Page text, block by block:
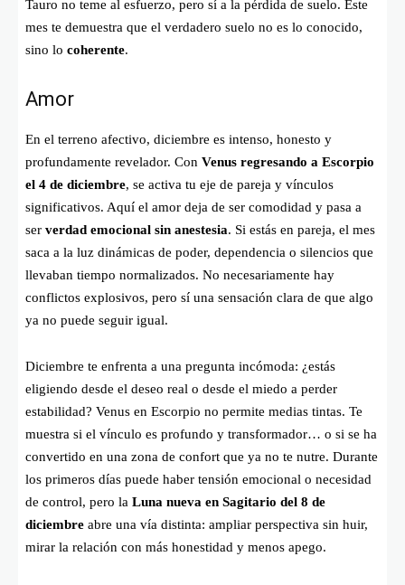
Tauro no teme al esfuerzo, pero sí a la pérdida de suelo. Este
mes te demuestra que el verdadero suelo no es lo conocido,
sino lo coherente.
Amor
En el terreno afectivo, diciembre es intenso, honesto y
profundamente revelador. Con Venus regresando a Escorpio
el 4 de diciembre, se activa tu eje de pareja y vínculos
significativos. Aquí el amor deja de ser comodidad y pasa a
ser verdad emocional sin anestesia. Si estás en pareja, el mes
saca a la luz dinámicas de poder, dependencia o silencios que
llevaban tiempo normalizados. No necesariamente hay
conflictos explosivos, pero sí una sensación clara de que algo
ya no puede seguir igual.
Diciembre te enfrenta a una pregunta incómoda: ¿estás
eligiendo desde el deseo real o desde el miedo a perder
estabilidad? Venus en Escorpio no permite medias tintas. Te
muestra si el vínculo es profundo y transformador… o si se ha
convertido en una zona de confort que ya no te nutre. Durante
los primeros días puede haber tensión emocional o necesidad
de control, pero la Luna nueva en Sagitario del 8 de
diciembre abre una vía distinta: ampliar perspectiva sin huir,
mirar la relación con más honestidad y menos apego.